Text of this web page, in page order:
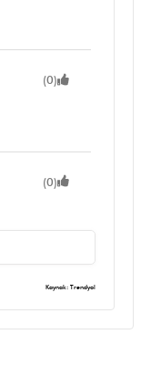
(0)
(0)
Kaynak: Trendyol